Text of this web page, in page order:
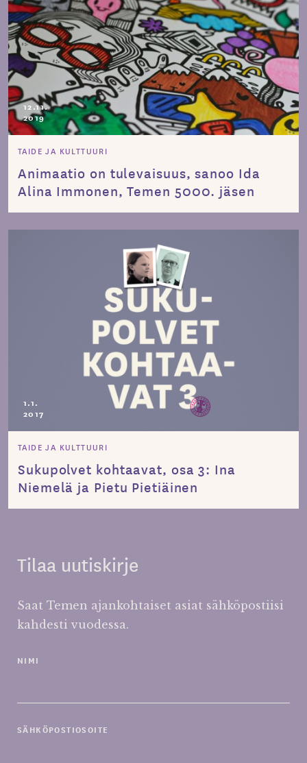
12.11.
2019
TAIDE JA KULTTUURI
Animaatio on tulevaisuus, sanoo Ida
Alina Immonen, Temen 5000. jäsen
1.1.
2017
TAIDE JA KULTTUURI
Sukupolvet kohtaavat, osa 3: Ina
Niemelä ja Pietu Pietiäinen
Tilaa uutiskirje
Saat Temen ajankohtaiset asiat sähköpostiisi
kahdesti vuodessa.
NIMI
SÄHKÖPOSTIOSOITE